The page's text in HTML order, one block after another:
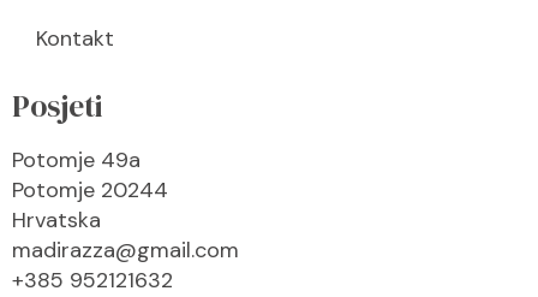
Kontakt
Posjeti
Potomje 49a
Potomje 20244
Hrvatska
madirazza@gmail.com
+385 952121632